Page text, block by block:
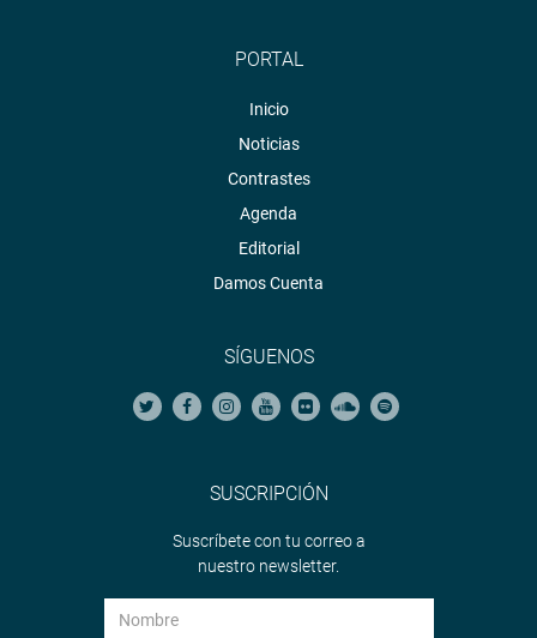
PORTAL
Inicio
Noticias
Contrastes
Agenda
Editorial
Damos Cuenta
SÍGUENOS
SUSCRIPCIÓN
Suscríbete con tu correo a
nuestro newsletter.